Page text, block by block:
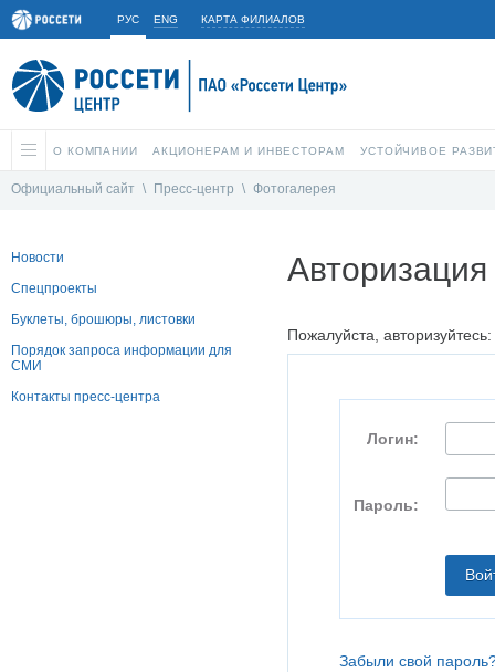
РУС ENG КАРТА ФИЛИАЛОВ
О КОМПАНИИ АКЦИОНЕРАМ И ИНВЕСТОРАМ УСТОЙЧИВОЕ
Официальный сайт \ Пресс-центр \ Фотогалерея
Новости
Спецпроекты
Буклеты, брошюры, листовки
Порядок запроса информации для
СМИ
Контакты пресс-центра
Авторизация
Пожалуйста, авторизуйтесь:
Логин:
Пароль:
Забыли свой